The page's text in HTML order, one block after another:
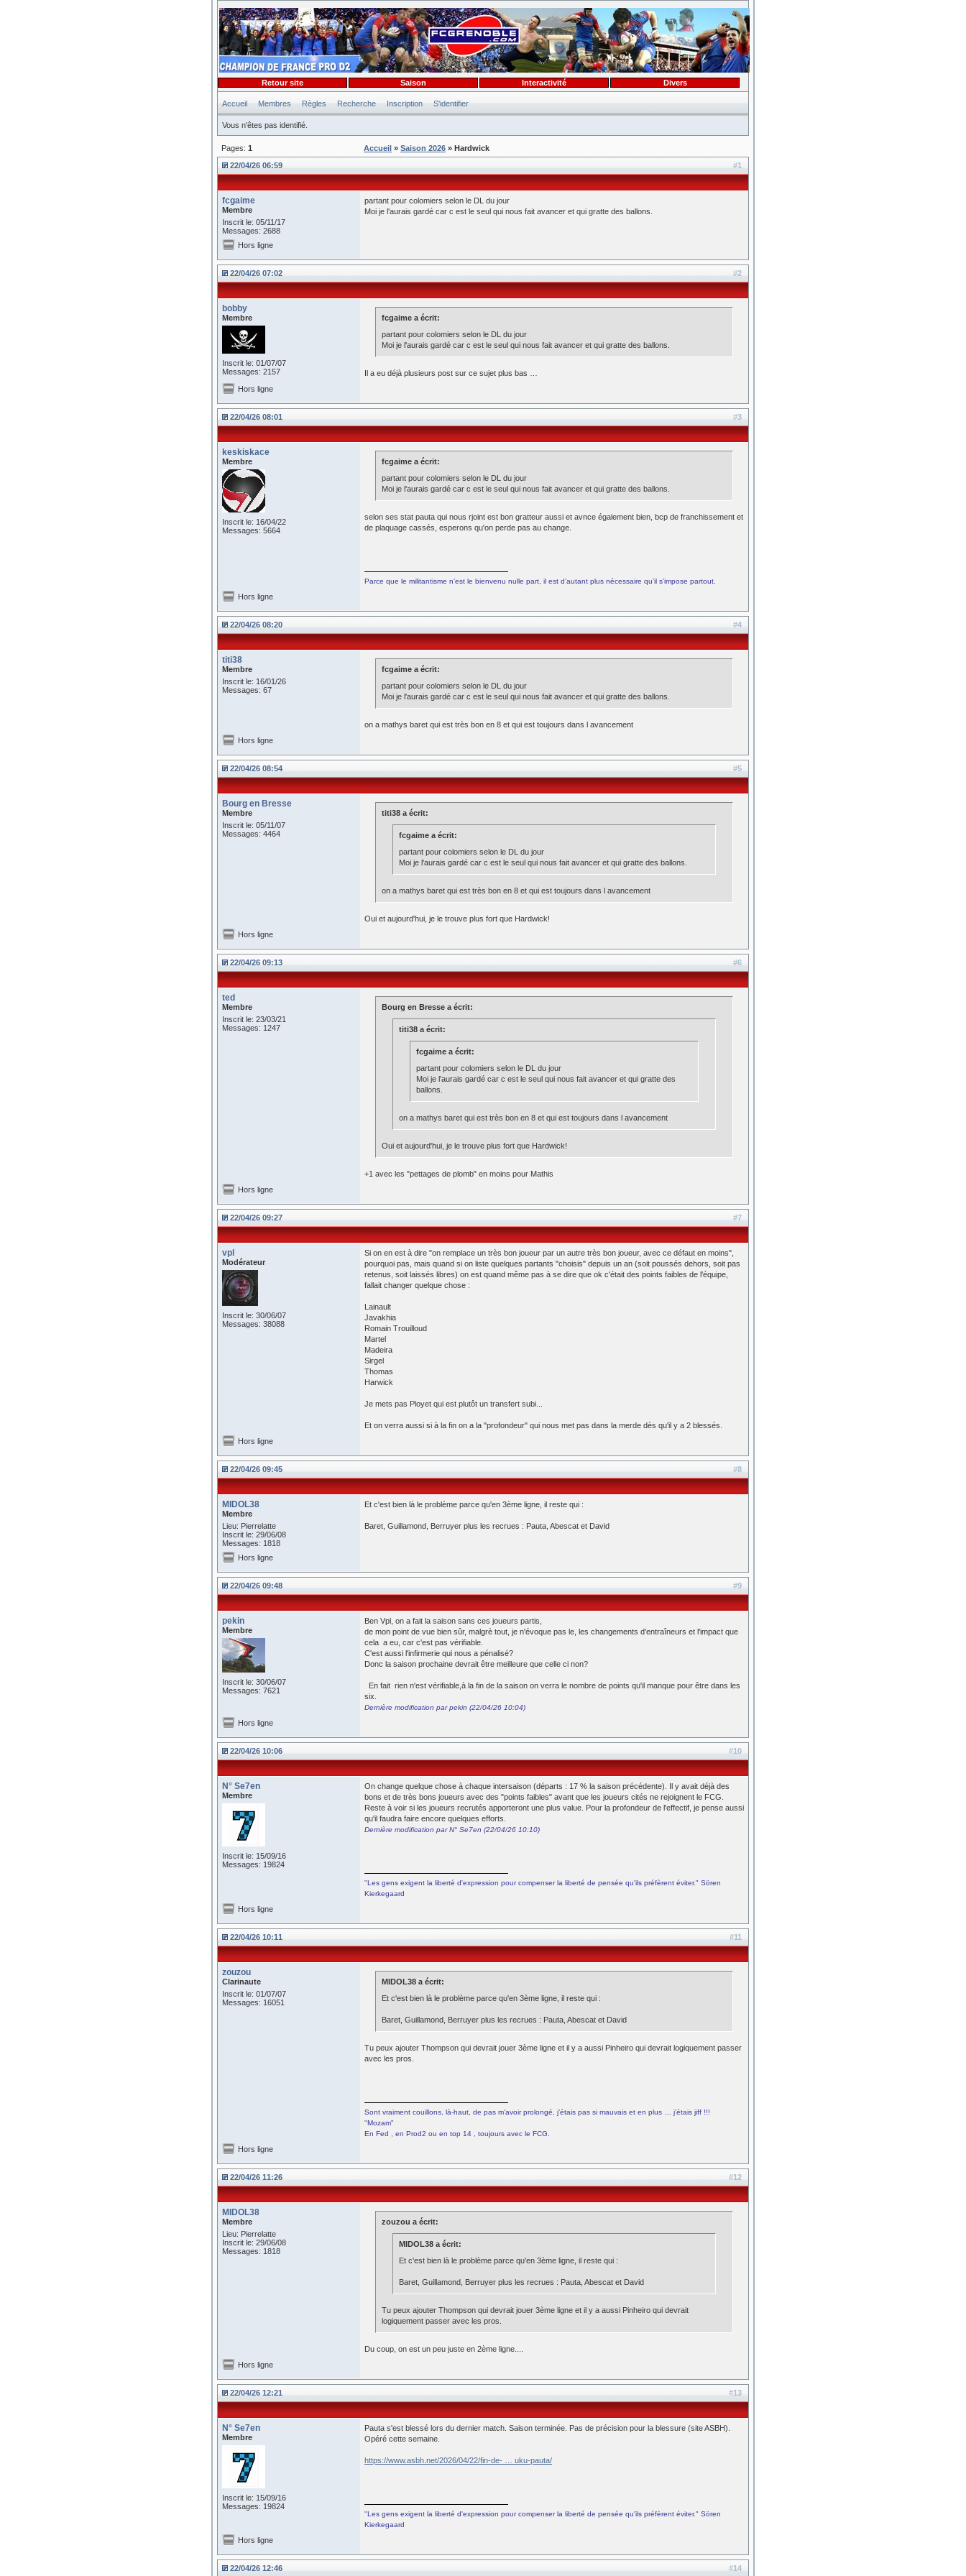
Accueil Membres Règles Recherche Inscription S'identifier
Vous n'êtes pas identifié.
Retour site Saison Interactivité Divers
Pages: 1 Accueil » Saison 2026 » Hardwick
#1
22/04/26 06:59
fcgaime
Membre
Inscrit le: 05/11/17
Messages: 2688
partant pour colomiers selon le DL du jour
Moi je l'aurais gardé car c est le seul qui nous fait avancer et qui gratte des ballons.
Hors ligne
#2
22/04/26 07:02
bobby
Membre
Inscrit le: 01/07/07
Messages: 2157
fcgaime a écrit:
partant pour colomiers selon le DL du jour
Moi je l'aurais gardé car c est le seul qui nous fait avancer et qui gratte des ballons.
Il a eu déjà plusieurs post sur ce sujet plus bas …
Hors ligne
#3
22/04/26 08:01
keskiskace
Membre
Inscrit le: 16/04/22
Messages: 5664
fcgaime a écrit:
partant pour colomiers selon le DL du jour
Moi je l'aurais gardé car c est le seul qui nous fait avancer et qui gratte des ballons.
selon ses stat pauta qui nous rjoint est bon gratteur aussi et avnce également bien, bcp de franchissement et
de plaquage cassés, esperons qu'on perde pas au change.
Parce que le militantisme n’est le bienvenu nulle part, il est d’autant plus nécessaire qu’il s’impose partout.
Hors ligne
#4
22/04/26 08:20
titi38
Membre
Inscrit le: 16/01/26
Messages: 67
fcgaime a écrit:
partant pour colomiers selon le DL du jour
Moi je l'aurais gardé car c est le seul qui nous fait avancer et qui gratte des ballons.
on a mathys baret qui est très bon en 8 et qui est toujours dans l avancement
Hors ligne
#5
22/04/26 08:54
Bourg en Bresse
Membre
Inscrit le: 05/11/07
Messages: 4464
titi38 a écrit:
fcgaime a écrit:
partant pour colomiers selon le DL du jour
Moi je l'aurais gardé car c est le seul qui nous fait avancer et qui gratte des ballons.
on a mathys baret qui est très bon en 8 et qui est toujours dans l avancement
Oui et aujourd'hui, je le trouve plus fort que Hardwick!
Hors ligne
#6
22/04/26 09:13
ted
Membre
Inscrit le: 23/03/21
Messages: 1247
Bourg en Bresse a écrit:
titi38 a écrit:
fcgaime a écrit:
partant pour colomiers selon le DL du jour
Moi je l'aurais gardé car c est le seul qui nous fait avancer et qui gratte des
ballons.
on a mathys baret qui est très bon en 8 et qui est toujours dans l avancement
Oui et aujourd'hui, je le trouve plus fort que Hardwick!
+1 avec les "pettages de plomb" en moins pour Mathis
Hors ligne
#7
22/04/26 09:27
vpl
Modérateur
Inscrit le: 30/06/07
Messages: 38088
Si on en est à dire "on remplace un très bon joueur par un autre très bon joueur, avec ce défaut en moins",
pourquoi pas, mais quand si on liste quelques partants "choisis" depuis un an (soit poussés dehors, soit pas
retenus, soit laissés libres) on est quand même pas à se dire que ok c'était des points faibles de l'équipe,
fallait changer quelque chose :
Lainault
Javakhia
Romain Trouilloud
Martel
Madeira
Sirgel
Thomas
Harwick
Je mets pas Ployet qui est plutôt un transfert subi...
Et on verra aussi si à la fin on a la "profondeur" qui nous met pas dans la merde dès qu'il y a 2 blessés.
Hors ligne
#8
22/04/26 09:45
MIDOL38
Membre
Lieu: Pierrelatte
Inscrit le: 29/06/08
Messages: 1818
Et c'est bien là le problème parce qu'en 3ème ligne, il reste qui :
Baret, Guillamond, Berruyer plus les recrues : Pauta, Abescat et David
Hors ligne
#9
22/04/26 09:48
pekin
Membre
Inscrit le: 30/06/07
Messages: 7621
Ben Vpl, on a fait la saison sans ces joueurs partis,
de mon point de vue bien sûr, malgrè tout, je n'évoque pas le, les changements d'entraîneurs et l'impact que
cela a eu, car c'est pas vérifiable.
C'est aussi l'infirmerie qui nous a pénalisé?
Donc la saison prochaine devrait être meilleure que celle ci non?
En fait rien n'est vérifiable,à la fin de la saison on verra le nombre de points qu'il manque pour être dans les
six.
Dernière modification par pekin (22/04/26 10:04)
Hors ligne
#10
22/04/26 10:06
N° Se7en
Membre
Inscrit le: 15/09/16
Messages: 19824
On change quelque chose à chaque intersaison (départs : 17 % la saison précédente). Il y avait déjà des
bons et de très bons joueurs avec des "points faibles" avant que les joueurs cités ne rejoignent le FCG.
Reste à voir si les joueurs recrutés apporteront une plus value. Pour la profondeur de l'effectif, je pense aussi
qu'il faudra faire encore quelques efforts.
Dernière modification par N° Se7en (22/04/26 10:10)
"Les gens exigent la liberté d'expression pour compenser la liberté de pensée qu'ils préfèrent éviter." Sören
Kierkegaard
Hors ligne
#11
22/04/26 10:11
zouzou
Clarinaute
Inscrit le: 01/07/07
Messages: 16051
MIDOL38 a écrit:
Et c'est bien là le problème parce qu'en 3ème ligne, il reste qui :
Baret, Guillamond, Berruyer plus les recrues : Pauta, Abescat et David
Tu peux ajouter Thompson qui devrait jouer 3ème ligne et il y a aussi Pinheiro qui devrait logiquement passer
avec les pros.
Sont vraiment couillons, là-haut, de pas m’avoir prolongé, j’étais pas si mauvais et en plus … j’étais jiff !!!
"Mozam"
En Fed , en Prod2 ou en top 14 , toujours avec le FCG.
Hors ligne
#12
22/04/26 11:26
MIDOL38
Membre
Lieu: Pierrelatte
Inscrit le: 29/06/08
Messages: 1818
zouzou a écrit:
MIDOL38 a écrit:
Et c'est bien là le problème parce qu'en 3ème ligne, il reste qui :
Baret, Guillamond, Berruyer plus les recrues : Pauta, Abescat et David
Tu peux ajouter Thompson qui devrait jouer 3ème ligne et il y a aussi Pinheiro qui devrait
logiquement passer avec les pros.
Du coup, on est un peu juste en 2ème ligne....
Hors ligne
#13
22/04/26 12:21
N° Se7en
Membre
Inscrit le: 15/09/16
Messages: 19824
Pauta s'est blessé lors du dernier match. Saison terminée. Pas de précision pour la blessure (site ASBH).
Opéré cette semaine.
https://www.asbh.net/2026/04/22/fin-de- … uku-pauta/
"Les gens exigent la liberté d'expression pour compenser la liberté de pensée qu'ils préfèrent éviter." Sören
Kierkegaard
Hors ligne
#14
22/04/26 12:46